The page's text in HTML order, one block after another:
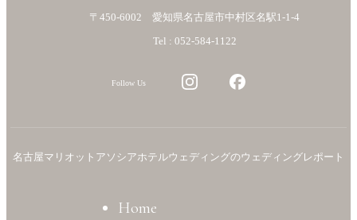
〒450-6002 愛知県名古屋市中村区名駅1-1-4
Tel : 052-584-1122
Follow Us
名古屋マリオットアソシアホテルウェディングのウェディングレポート
Home